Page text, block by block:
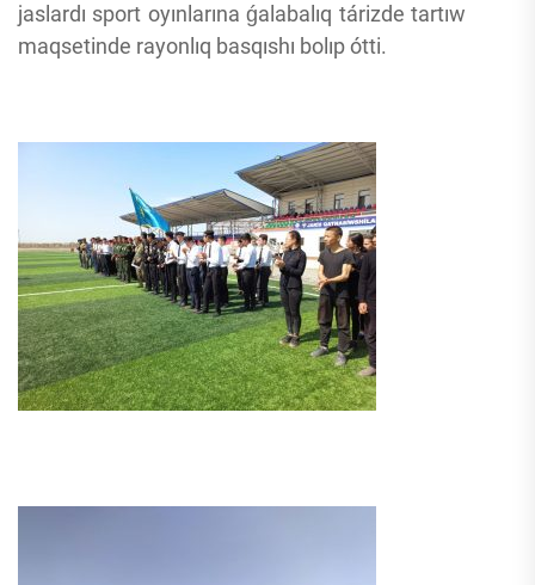
jaslardı sport oyınlarına ǵalabalıq tárizde tartıw
maqsetinde rayonlıq basqıshı bolıp ótti.